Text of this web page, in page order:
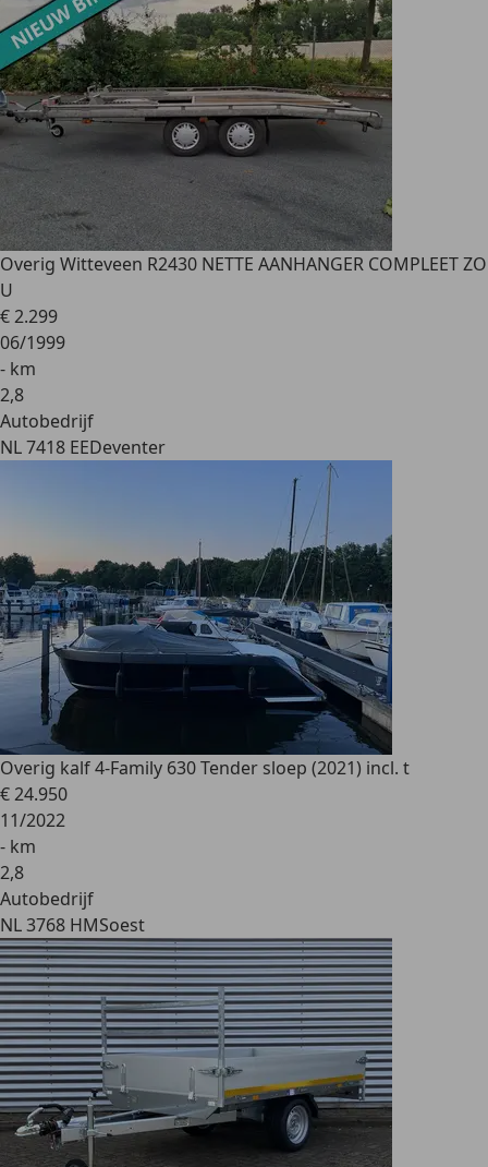
Overig Witteveen R2430 NETTE AANHANGER COMPLEET ZO
U
€ 2.299
06/1999
- km
2,8
Autobedrijf
NL 7418 EEDeventer
Overig kalf 4-Family 630 Tender sloep (2021) incl. t
€ 24.950
11/2022
- km
2,8
Autobedrijf
NL 3768 HMSoest